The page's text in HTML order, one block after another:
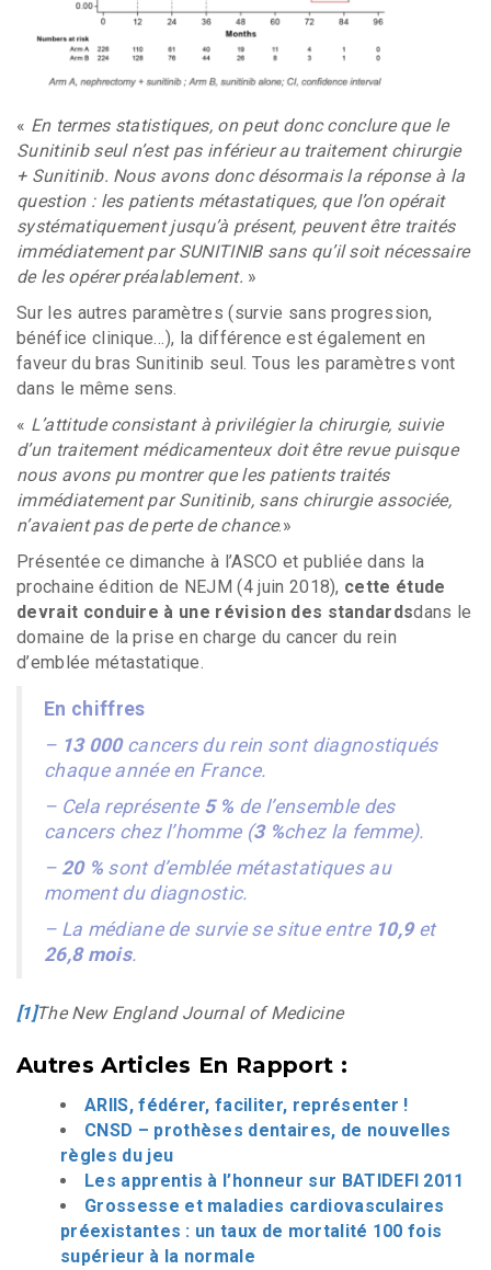
« En termes statistiques, on peut donc conclure que le
Sunitinib seul n’est pas inférieur au traitement chirurgie
+ Sunitinib. Nous avons donc désormais la réponse à la
question : les patients métastatiques, que l’on opérait
systématiquement jusqu’à présent, peuvent être traités
immédiatement par SUNITINIB sans qu’il soit nécessaire
de les opérer préalablement. »
Sur les autres paramètres (survie sans progression,
bénéfice clinique…), la différence est également en
faveur du bras Sunitinib seul. Tous les paramètres vont
dans le même sens.
« L’attitude consistant à privilégier la chirurgie, suivie
d’un traitement médicamenteux doit être revue puisque
nous avons pu montrer que les patients traités
immédiatement par Sunitinib, sans chirurgie associée,
n’avaient pas de perte de chance.»
Présentée ce dimanche à l’ASCO et publiée dans la
prochaine édition de NEJM (4 juin 2018), cette étude
devrait conduire à une révision des standardsdans le
domaine de la prise en charge du cancer du rein
d’emblée métastatique.
En chiffres
– 13 000 cancers du rein sont diagnostiqués
chaque année en France.
– Cela représente 5 % de l’ensemble des
cancers chez l’homme (3 %chez la femme).
– 20 % sont d’emblée métastatiques au
moment du diagnostic.
– La médiane de survie se situe entre 10,9 et
26,8 mois.
[1]The New England Journal of Medicine
Autres Articles En Rapport :
ARIIS, fédérer, faciliter, représenter !
CNSD – prothèses dentaires, de nouvelles
règles du jeu
Les apprentis à l’honneur sur BATIDEFI 2011
Grossesse et maladies cardiovasculaires
préexistantes : un taux de mortalité 100 fois
supérieur à la normale